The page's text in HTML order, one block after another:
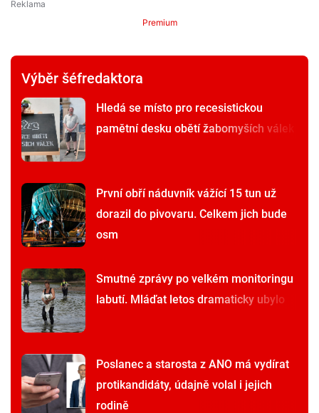
Premium
Výběr šéfredaktora
Hledá se místo pro recesistickou
pamětní desku obětí žabomyších válek
První obří náduvník vážící 15 tun už
dorazil do pivovaru. Celkem jich bude
osm
Smutné zprávy po velkém monitoringu
labutí. Mláďat letos dramaticky ubylo
Poslanec a starosta z ANO má vydírat
protikandidáty, údajně volal i jejich
rodině